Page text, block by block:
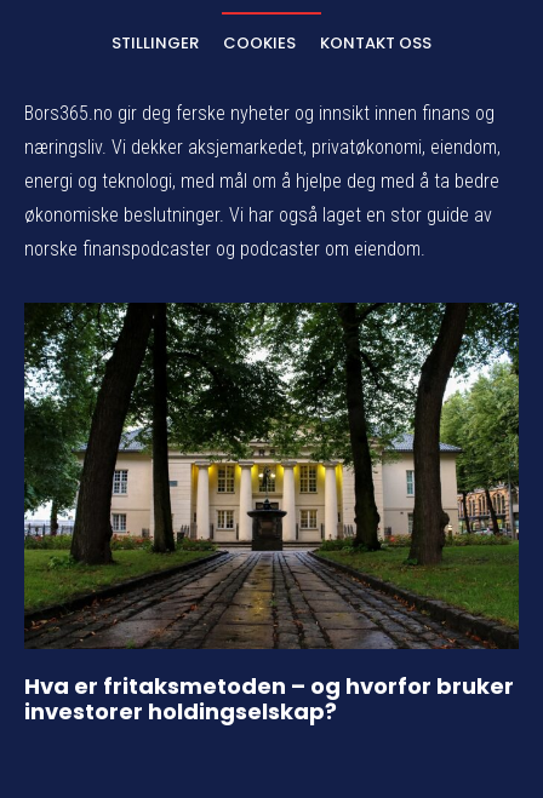
STILLINGER COOKIES KONTAKT OSS
Bors365.no gir deg ferske nyheter og innsikt innen finans og
næringsliv. Vi dekker aksjemarkedet, privatøkonomi, eiendom,
energi og teknologi, med mål om å hjelpe deg med å ta bedre
økonomiske beslutninger. Vi har også laget en stor guide av
norske finanspodcaster og podcaster om eiendom.
Hva er fritaksmetoden – og hvorfor bruker
investorer holdingselskap?